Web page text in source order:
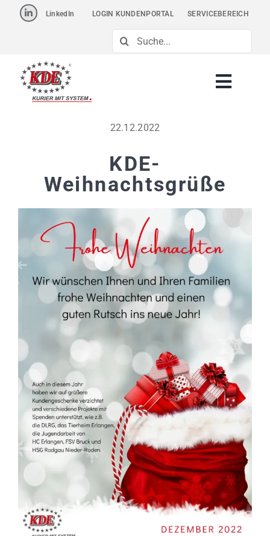
Skip
LinkedIn LOGIN KUNDENPORTAL SERVICEBEREICH
Suche
nach:
22.12.2022
KDE-
Weihnachtsgrüße